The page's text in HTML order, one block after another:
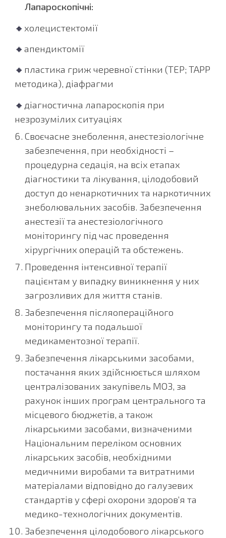
Лапароскопічні:
🔸 холецистектомії
🔸апендиктомії
🔸 пластика гриж черевної стінки (TEP; TAPP
методика), діафрагми
🔸 діагностична лапароскопія при
незрозумілих ситуаціях
Своєчасне знеболення, анестезіологічне
забезпечення, при необхідності –
процедурна седація, на всіх етапах
діагностики та лікування, цілодобовий
доступ до ненаркотичних та наркотичних
знеболювальних засобів. Забезпечення
анестезії та анестезіологічного
моніторингу під час проведення
хірургічних операцій та обстежень.
Проведення інтенсивної терапії
пацієнтам у випадку виникнення у них
загрозливих для життя станів.
Забезпечення післяопераційного
моніторингу та подальшої
медикаментозної терапії.
Забезпечення лікарськими засобами,
постачання яких здійснюється шляхом
централізованих закупівель МОЗ, за
рахунок інших програм центрального та
місцевого бюджетів, а також
лікарськими засобами, визначеними
Національним переліком основних
лікарських засобів, необхідними
медичними виробами та витратними
матеріалами відповідно до галузевих
стандартів у сфері охорони здоров’я та
медико-технологічних документів.
Забезпечення цілодобового лікарського